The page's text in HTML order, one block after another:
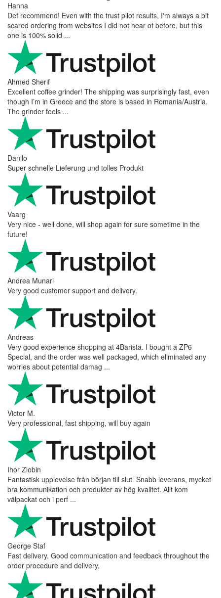
Hanna
Def recommend! Even with the trust pilot results, I'm always a bit
scared ordering from websites I did not hear of before, but this
one is 100% solid ...
Ahmed Sherif
Excellent coffee grinder! The shipping was surprisingly fast, even
though I’m in Greece and the store is based in Romania/Austria.
The grinder feels ...
Danilo
Super schnelle Lieferung und tolles Produkt
Vaarg
Very nice - well done, will shop again for sure sometime in the
future!
Andrea Munari
Very good customer support and delivery.
Andreas
Very good experience shopping at 4Barista. I bought a ZP6
Special, and the order was well packaged, which eliminated any
worries about potential damag ...
Victor M.
Very professional, fast shipping, will buy again
Ihor Zlobin
Fantastisk upplevelse från början till slut. Snabb leverans, mycket
bra kommunikation och produkter av hög kvalitet. Allt kom
välpackat och i perf ...
George Staf
Fast delivery. Good communication and feedback throughout the
order procedure and delivery.